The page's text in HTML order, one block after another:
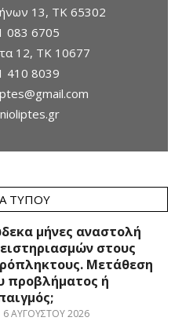
13, ΤΚ 65302
083 6705
12, ΤΚ 10677
410 8039
ΤΎΠΟΥ
μήνες αναστολή
στους
Μετάθεση
προβλήματος ή
6 ΑΥΓΟΎΣΤΟΥ 2026